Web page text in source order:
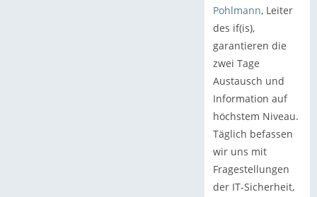
Pohlmann, Leiter
des if(is),
garantieren die
zwei Tage
Austausch und
Information auf
höchstem Niveau.
Täglich befassen
wir uns mit
Fragestellungen
der IT-Sicherheit,